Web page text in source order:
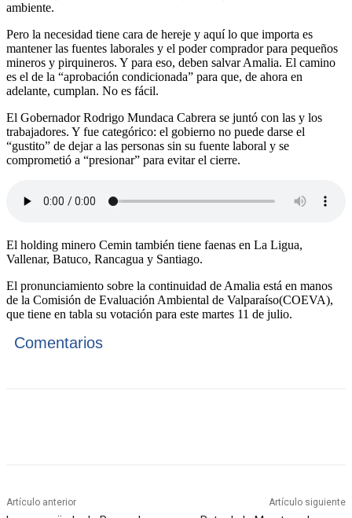
ambiente.
Pero la necesidad tiene cara de hereje y aquí lo que importa es
mantener las fuentes laborales y el poder comprador para pequeños
mineros y pirquineros. Y para eso, deben salvar Amalia. El camino
es el de la “aprobación condicionada” para que, de ahora en
adelante, cumplan. No es fácil.
El Gobernador Rodrigo Mundaca Cabrera se juntó con las y los
trabajadores. Y fue categórico: el gobierno no puede darse el
“gustito” de dejar a las personas sin su fuente laboral y se
comprometió a “presionar” para evitar el cierre.
El holding minero Cemin también tiene faenas en La Ligua,
Vallenar, Batuco, Rancagua y Santiago.
El pronunciamiento sobre la continuidad de Amalia está en manos
de la Comisión de Evaluación Ambiental de Valparaíso(COEVA),
que tiene en tabla su votación para este martes 11 de julio.
Comentarios
Artículo anterior Artículo siguiente